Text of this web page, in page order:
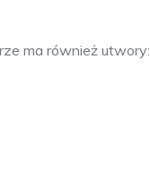
ma również utwory: